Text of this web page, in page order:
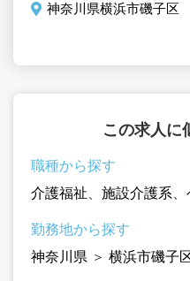
神奈川県横浜市磯子区
この求人に
職種から探す
介護福祉、 施設介護系、
勤務地から探す
神奈川県 ＞ 横浜市磯子